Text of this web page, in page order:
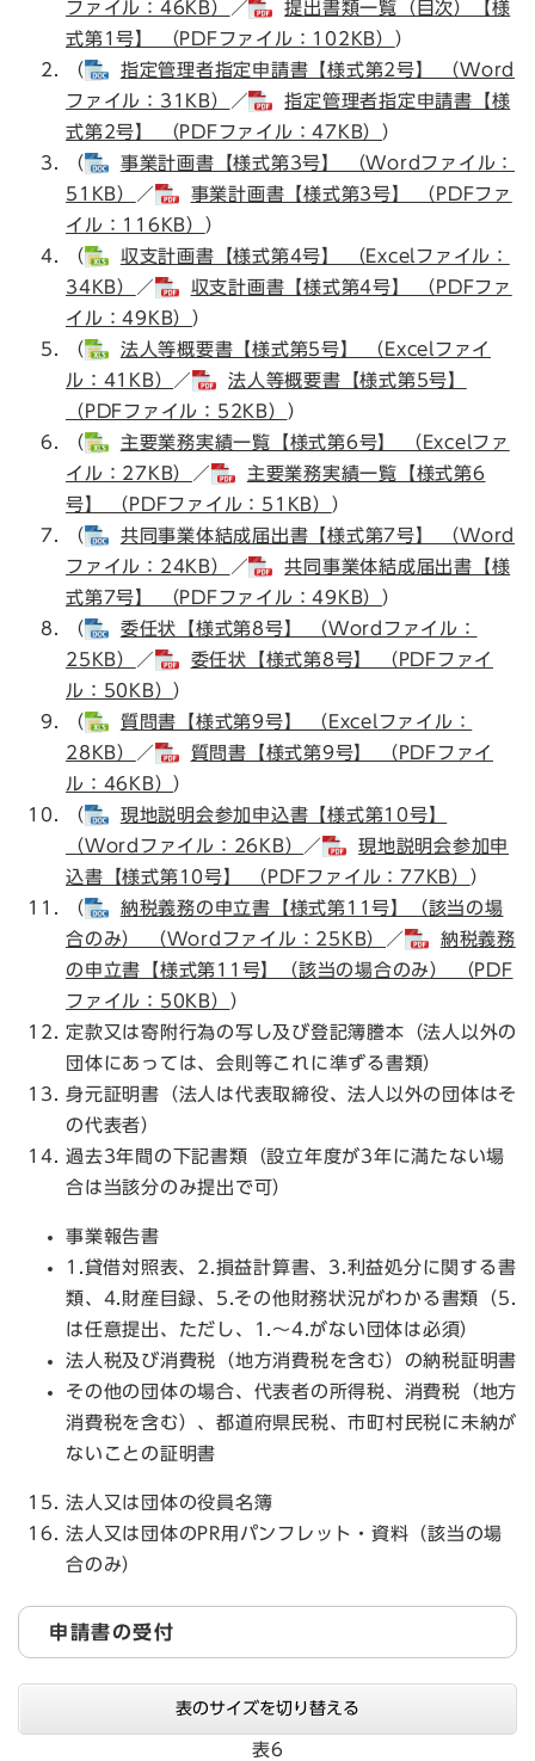
ファイル：46KB）
／
提出書類一覧（目次）【様
式第1号】 （PDFファイル：102KB） ）
（
指定管理者指定申請書【様式第2号】 （Word
ファイル：31KB）
／
指定管理者指定申請書【様
式第2号】 （PDFファイル：47KB） ）
（
事業計画書【様式第3号】 （Wordファイル：
51KB）
／
事業計画書【様式第3号】 （PDFファ
イル：116KB） ）
（
収支計画書【様式第4号】 （Excelファイル：
34KB）
／
収支計画書【様式第4号】 （PDFファ
イル：49KB） ）
（
法人等概要書【様式第5号】 （Excelファイ
ル：41KB）
／
法人等概要書【様式第5号】
（PDFファイル：52KB） ）
（
主要業務実績一覧【様式第6号】 （Excelファ
イル：27KB）
／
主要業務実績一覧【様式第6
号】 （PDFファイル：51KB） ）
（
共同事業体結成届出書【様式第7号】 （Word
ファイル：24KB）
／
共同事業体結成届出書【様
式第7号】 （PDFファイル：49KB） ）
（
委任状【様式第8号】 （Wordファイル：
25KB）
／
委任状【様式第8号】 （PDFファイ
ル：50KB） ）
（
質問書【様式第9号】 （Excelファイル：
28KB）
／
質問書【様式第9号】 （PDFファイ
ル：46KB） ）
（
現地説明会参加申込書【様式第10号】
（Wordファイル：26KB）
／
現地説明会参加申
込書【様式第10号】 （PDFファイル：77KB） ）
（
納税義務の申立書【様式第11号】（該当の場
合のみ） （Wordファイル：25KB）
／
納税義務
の申立書【様式第11号】（該当の場合のみ） （PDF
ファイル：50KB） ）
定款又は寄附行為の写し及び登記簿謄本（法人以外の
団体にあっては、会則等これに準ずる書類）
身元証明書（法人は代表取締役、法人以外の団体はそ
の代表者）
過去3年間の下記書類（設立年度が3年に満たない場
合は当該分のみ提出で可）
事業報告書
1.貸借対照表、2.損益計算書、3.利益処分に関する書
類、4.財産目録、5.その他財務状況がわかる書類（5.
は任意提出、ただし、1.～4.がない団体は必須）
法人税及び消費税（地方消費税を含む）の納税証明書
その他の団体の場合、代表者の所得税、消費税（地方
消費税を含む）、都道府県民税、市町村民税に未納が
ないことの証明書
法人又は団体の役員名簿
法人又は団体のPR用パンフレット・資料（該当の場
合のみ）
申請書の受付
表のサイズを切り替える
表6